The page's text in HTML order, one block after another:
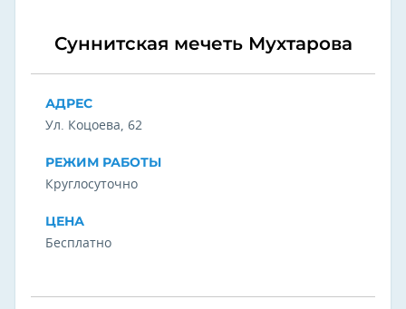
Суннитская мечеть Мухтарова
АДРЕС
Ул. Коцоева, 62
РЕЖИМ РАБОТЫ
Круглосуточно
ЦЕНА
Бесплатно